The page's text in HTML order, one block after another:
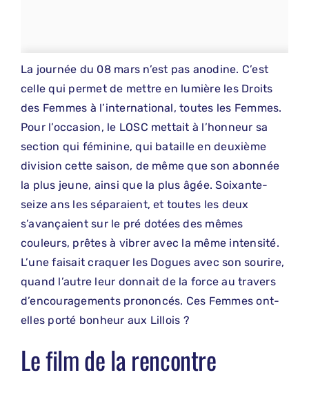
La journée du 08 mars n’est pas anodine. C’est
celle qui permet de mettre en lumière les Droits
des Femmes à l’international, toutes les Femmes.
Pour l’occasion, le LOSC mettait à l’honneur sa
section qui féminine, qui bataille en deuxième
division cette saison, de même que son abonnée
la plus jeune, ainsi que la plus âgée. Soixante-
seize ans les séparaient, et toutes les deux
s’avançaient sur le pré dotées des mêmes
couleurs, prêtes à vibrer avec la même intensité.
L’une faisait craquer les Dogues avec son sourire,
quand l’autre leur donnait de la force au travers
d’encouragements prononcés. Ces Femmes ont-
elles porté bonheur aux Lillois ?
Le film de la rencontre